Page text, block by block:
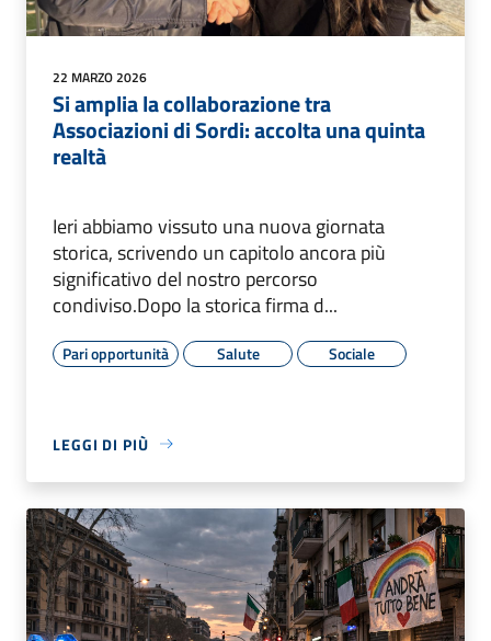
22 MARZO 2026
Si amplia la collaborazione tra
Associazioni di Sordi: accolta una quinta
realtà
Ieri abbiamo vissuto una nuova giornata
storica, scrivendo un capitolo ancora più
significativo del nostro percorso
condiviso.Dopo la storica firma d...
Pari opportunità Salute Sociale
LEGGI DI PIÙ